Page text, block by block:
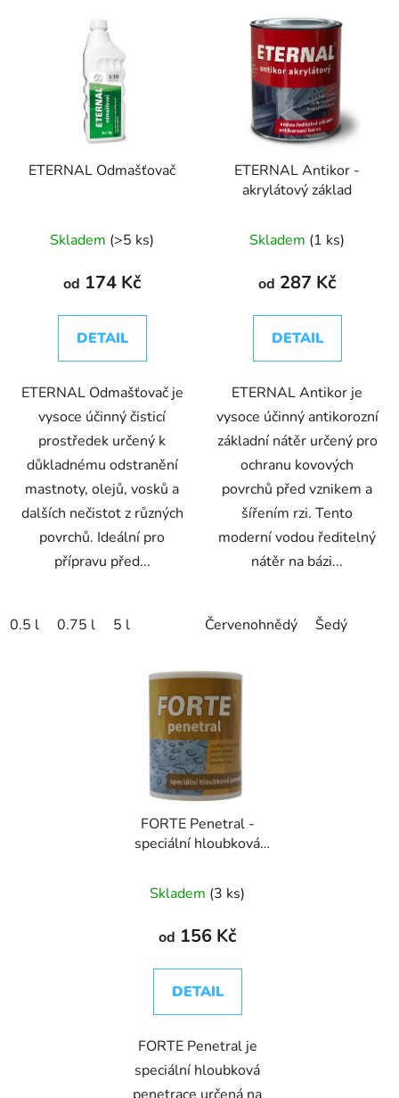
ETERNAL Odmašťovač
Skladem (>5 ks)
od 174 Kč
DETAIL
ETERNAL Odmašťovač je
vysoce účinný čisticí
prostředek určený k
důkladnému odstranění
mastnoty, olejů, vosků a
dalších nečistot z různých
povrchů. Ideální pro
přípravu před...
0.5 l 0.75 l 5 l
ETERNAL Antikor -
akrylátový základ
Skladem (1 ks)
od 287 Kč
DETAIL
ETERNAL Antikor je
vysoce účinný antikorozní
základní nátěr určený pro
ochranu kovových
povrchů před vznikem a
šířením rzi. Tento
moderní vodou ředitelný
nátěr na bázi...
Červenohnědý Šedý
FORTE Penetral -
speciální hloubková
Skladem (3 ks)
od 156 Kč
DETAIL
FORTE Penetral je
speciální hloubková